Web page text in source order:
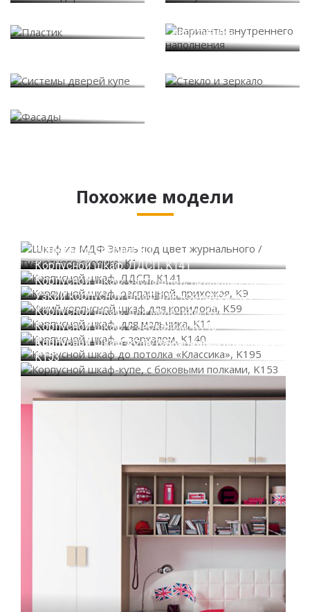
наполнения
Похожие модели
туалетного столика, K1
Корпусной шкаф, ЛДСП, K141
Корпусной шкаф, распашной, прихожая, K9
Узкий корпусной шкаф для коридора, K59
Корпусной шкаф, для мальчика, K11
Корпусной шкаф, с зеркалом, K140
Корпусной шкаф до потолка «Классика», K195
Корпусной шкаф-купе, с боковыми полками,
K153